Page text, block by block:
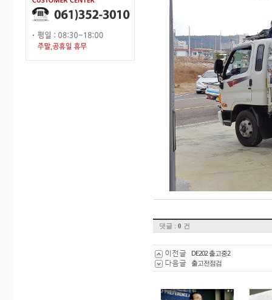
댓글 : 0 건
이전글 DE202 출고중2
다음글 출고전점검